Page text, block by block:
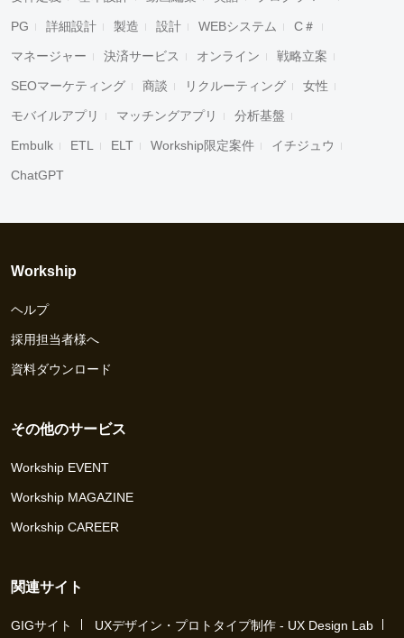
PG 詳細設計 製造 設計 WEBシステム C＃
マネージャー 決済サービス オンライン 戦略立案
SEOマーケティング 商談 リクルーティング 女性
モバイルアプリ マッチングアプリ 分析基盤
Embulk ETL ELT Workship限定案件 イチジュウ
ChatGPT
Workship
ヘルプ
採用担当者様へ
資料ダウンロード
その他のサービス
Workship EVENT
Workship MAGAZINE
Workship CAREER
関連サイト
GIGサイト
UXデザイン・プロトタイプ制作 - UX Design Lab